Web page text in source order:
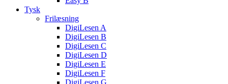
Tysk
Frilæsning
DigiLesen A
DigiLesen B
DigiLesen C
DigiLesen D
DigiLesen E
DigiLesen F
DigiLesen G